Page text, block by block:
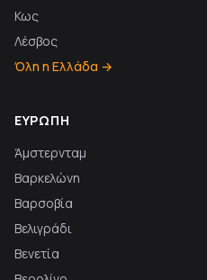
Κως
Λέσβος
Όλη η Ελλάδα →
ΕΥΡΏΠΗ
Άμστερνταμ
Βαρκελώνη
Βαρσοβία
Βελιγράδι
Βενετία